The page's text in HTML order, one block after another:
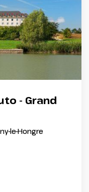
- Grand
le-Hongre